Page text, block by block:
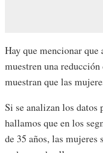
Hay que mencionar que
muestren una
muestran que las
Si se analizan los datos
hallamos que en los
de 35 años, las mujeres